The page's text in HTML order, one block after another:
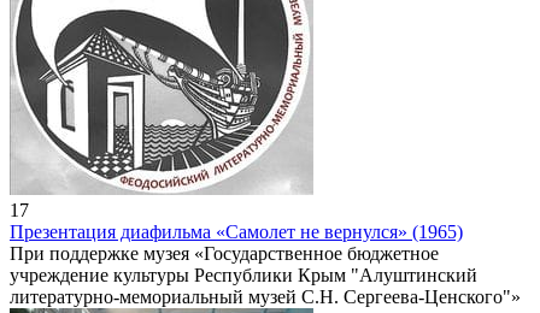
17
Презентация диафильма «Самолет не вернулся» (1965)
При поддержке музея «Государственное бюджетное
учреждение культуры Республики Крым "Алуштинский
литературно-мемориальный музей С.Н. Сергеева-Ценского"»